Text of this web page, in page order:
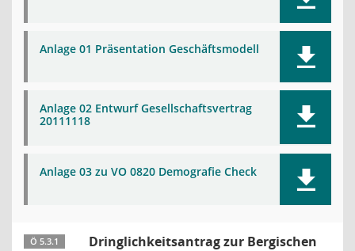
Anlage 01 Präsentation Geschäftsmodell
Anlage 02 Entwurf Gesellschaftsvertrag
20111118
Anlage 03 zu VO 0820 Demografie Check
Ö 5.3.1
Dringlichkeitsantrag zur Bergischen